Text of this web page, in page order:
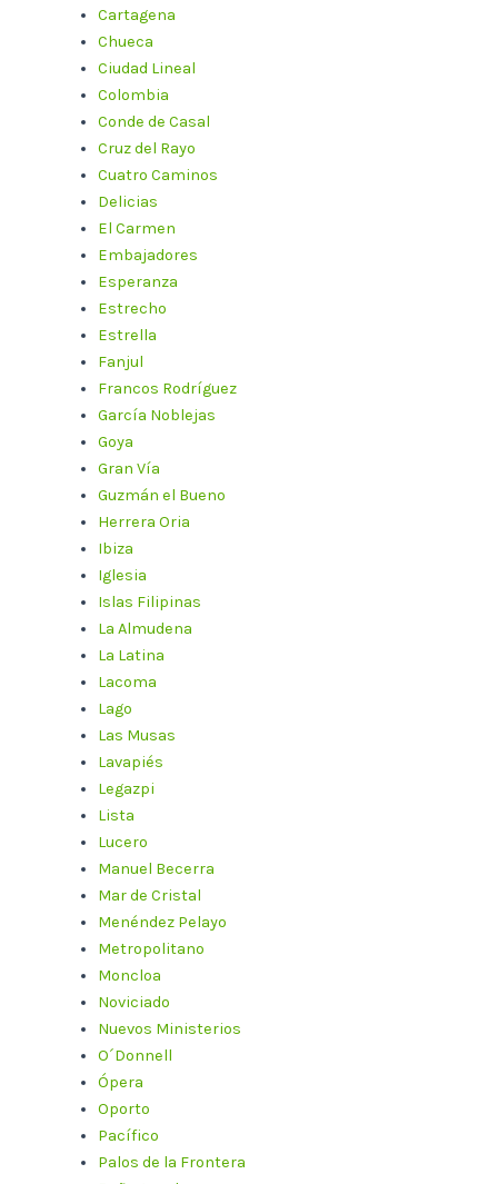
Cartagena
Chueca
Ciudad Lineal
Colombia
Conde de Casal
Cruz del Rayo
Cuatro Caminos
Delicias
El Carmen
Embajadores
Esperanza
Estrecho
Estrella
Fanjul
Francos Rodríguez
García Noblejas
Goya
Gran Vía
Guzmán el Bueno
Herrera Oria
Ibiza
Iglesia
Islas Filipinas
La Almudena
La Latina
Lacoma
Lago
Las Musas
Lavapiés
Legazpi
Lista
Lucero
Manuel Becerra
Mar de Cristal
Menéndez Pelayo
Metropolitano
Moncloa
Noviciado
Nuevos Ministerios
O´Donnell
Ópera
Oporto
Pacífico
Palos de la Frontera